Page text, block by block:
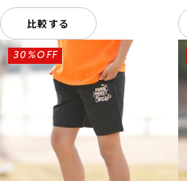
比較する
30%OFF